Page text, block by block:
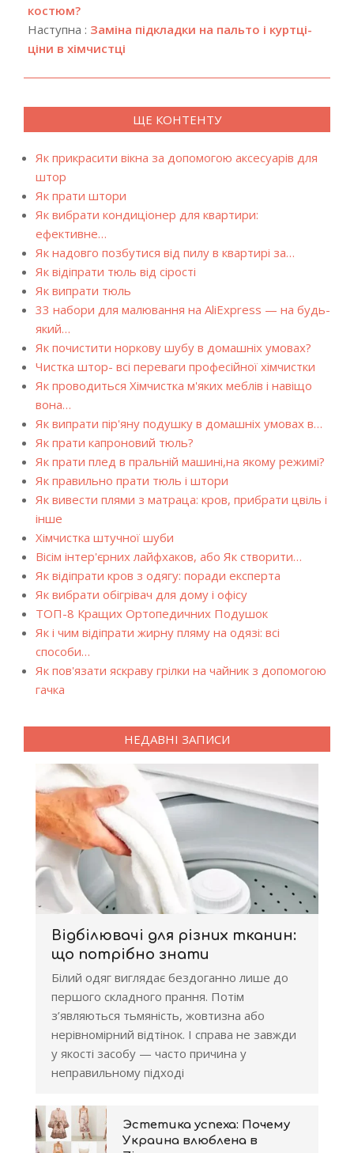
28
костюм?
Наступна : Заміна підкладки на пальто і куртці-
ціни в хімчистці
ЩЕ КОНТЕНТУ
Як прикрасити вікна за допомогою аксесуарів для
штор
Як прати штори
Як вибрати кондиціонер для квартири:
ефективне…
Як надовго позбутися від пилу в квартирі за…
Як відіпрати тюль від сірості
Як випрати тюль
33 набори для малювання на AliExpress — на будь-
який…
Як почистити норкову шубу в домашніх умовах?
Чистка штор- всі переваги професійної хімчистки
Як проводиться Хімчистка м'яких меблів і навіщо
вона…
Як випрати пір'яну подушку в домашніх умовах в…
Як прати капроновий тюль?
Як прати плед в пральній машині,на якому режимі?
Як правильно прати тюль і штори
Як вивести плями з матраца: кров, прибрати цвіль і
інше
Хімчистка штучної шуби
Вісім інтер'єрних лайфхаков, або Як створити…
Як відіпрати кров з одягу: поради експерта
Як вибрати обігрівач для дому і офісу
ТОП-8 Кращих Ортопедичних Подушок
Як і чим відіпрати жирну пляму на одязі: всі
способи…
Як пов'язати яскраву грілки на чайник з допомогою
гачка
НЕДАВНІ ЗАПИСИ
Відбілювачі для різних тканин:
що потрібно знати
Білий одяг виглядає бездоганно лише до
першого складного прання. Потім
з’являються тьмяність, жовтизна або
нерівномірний відтінок. І справа не завжди
у якості засобу — часто причина у
неправильному підході
Эстетика успеха: Почему
Украина влюблена в